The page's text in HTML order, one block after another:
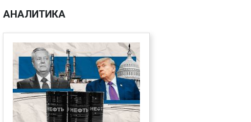
АНАЛИТИКА